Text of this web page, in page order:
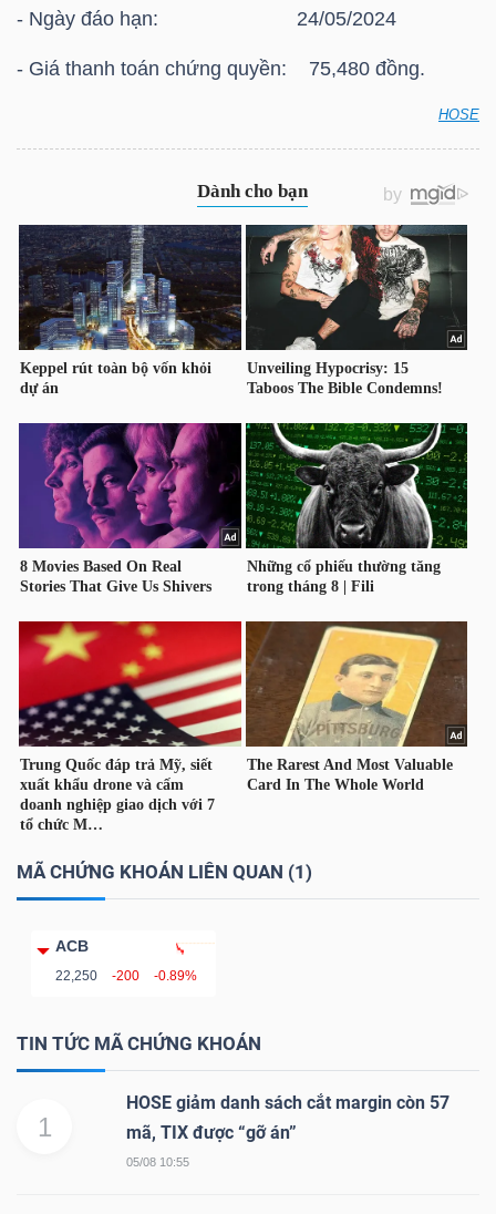
- Ngày đáo hạn: 24/05/2024
- Giá thanh toán chứng quyền: 75,480 đồng.
HOSE
MÃ CHỨNG KHOÁN LIÊN QUAN (1)
ACB
22,250 -200 -0.89%
TIN TỨC MÃ CHỨNG KHOÁN
1
HOSE giảm danh sách cắt margin còn 57
mã, TIX được “gỡ án”
05/08 10:55
KINH
GIỚI
ĐÔNG
DƯƠNG
TÀI
CHÍNH
NHÂN
TÍCH
VIETSTOCKFINANCE
VĨ
MÔ
NGHIỆP